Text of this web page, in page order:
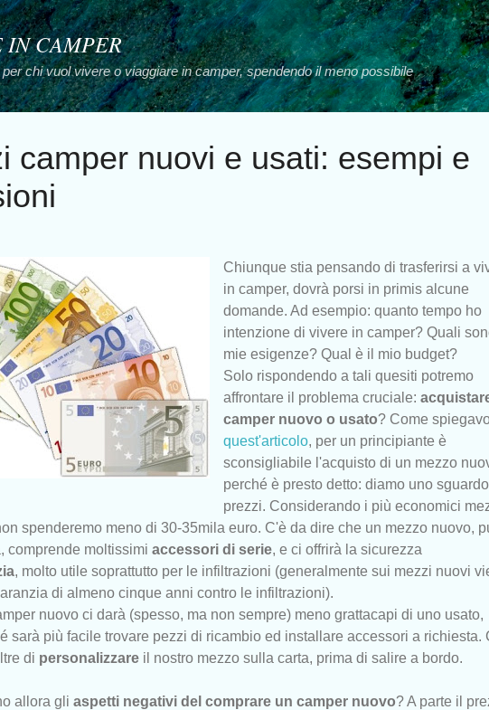
Passa ai contenuti principali
IN CAMPER
chi vuol vivere o viaggiare in camper, spendendo il meno possibile
camper nuovi e usati: esempi e
Chiunque stia pensando di trasferirsi a
in camper, dovrà porsi in primis alcune
domande. Ad esempio: quanto tempo ho
intenzione di vivere in camper? Quali
mie esigenze? Qual è il mio budget?
Solo rispondendo a tali quesiti potremo
affrontare il problema cruciale:
camper nuovo o usato? Come
quest'articolo, per un principiante è
sconsigliabile l'acquisto di un mezzo
perché è presto detto: diamo uno
prezzi. Considerando i più economici
spenderemo meno di 30-35mila euro. C'è da dire che un mezzo nuovo,
comprende moltissimi accessori di serie, e ci offrirà la sicurezza
, molto utile soprattutto per le infiltrazioni (generalmente sui mezzi nuovi
di almeno cinque anni contro le infiltrazioni).
nuovo ci darà (spesso, ma non sempre) meno grattacapi di uno usato,
sarà più facile trovare pezzi di ricambio ed installare accessori a richiesta.
di personalizzare il nostro mezzo sulla carta, prima di salire a bordo.
allora gli aspetti negativi del comprare un camper nuovo? A parte il